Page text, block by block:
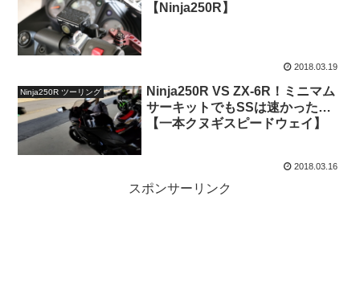
【Ninja250R】
2018.03.19
Ninja250R ツーリング
Ninja250R VS ZX-6R！ミニマム
サーキットでもSSは速かった…
【一本クヌギスピードウェイ】
2018.03.16
スポンサーリンク